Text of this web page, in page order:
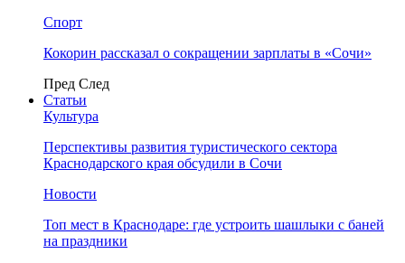
Спорт
Кокорин рассказал о сокращении зарплаты в «Сочи»
Пред След
Статьи
Культура
Перспективы развития туристического сектора
Краснодарского края обсудили в Сочи
Новости
Топ мест в Краснодаре: где устроить шашлыки с баней
на праздники